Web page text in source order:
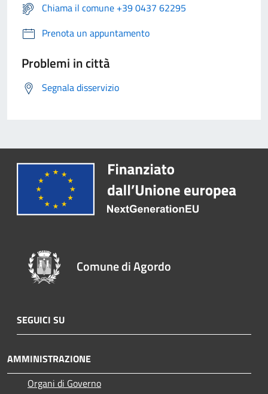
Chiama il comune +39 0437 62295
Prenota un appuntamento
Problemi in città
Segnala disservizio
Comune di Agordo
SEGUICI SU
AMMINISTRAZIONE
Organi di Governo